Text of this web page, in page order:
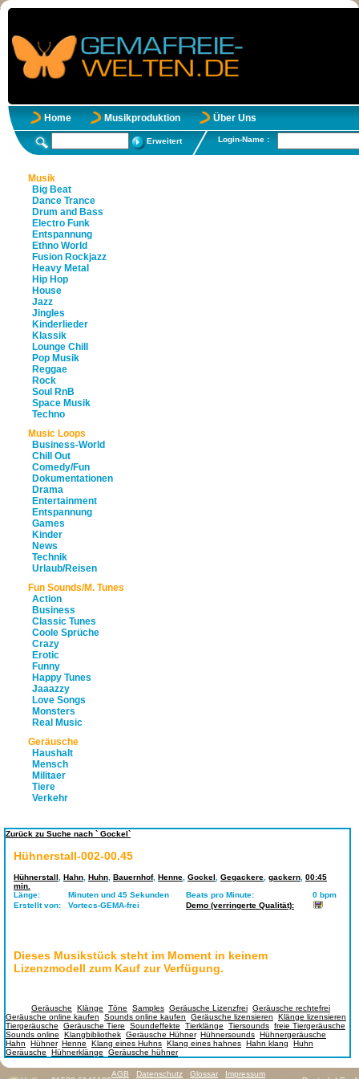
Home Musikproduktion Über Uns
Erweitert Login-Name :
Musik
Big Beat
Dance Trance
Drum and Bass
Electro Funk
Entspannung
Ethno World
Fusion Rockjazz
Heavy Metal
Hip Hop
House
Jazz
Jingles
Kinderlieder
Klassik
Lounge Chill
Pop Musik
Reggae
Rock
Soul RnB
Space Musik
Techno
Music Loops
Business-World
Chill Out
Comedy/Fun
Dokumentationen
Drama
Entertainment
Entspannung
Games
Kinder
News
Technik
Urlaub/Reisen
Fun Sounds/M. Tunes
Action
Business
Classic Tunes
Coole Sprüche
Crazy
Erotic
Funny
Happy Tunes
Jaaazzy
Love Songs
Monsters
Real Music
Geräusche
Haushalt
Mensch
Militaer
Tiere
Verkehr
Zurück zu Suche nach ` Gockel`
Hühnerstall-002-00.45
Hühnerstall Hahn Huhn Bauernhof, Henne Gockel Gegackere gackern 00:45
min.
Länge:
Minuten und 45 Sekunden Beats pro Minute:
0 bpm
Erstellt von:
Vortecs-GEMA-frei Demo (verringerte Qualität):
Dieses Musikstück steht im Moment in keinem
Lizenzmodell zum Kauf zur Verfügung.
Geräusche Klänge Töne Samples Geräusche Lizenzfrei Geräusche rechtefrei
Geräusche online kaufen
Sounds online kaufen Geräusche lizensieren Klänge lizensieren
Tiergeräusche
Geräusche Tiere Soundeffekte Tierklänge Tiersounds freie Tiergeräusche
Sounds online
Klangbibliothek Geräusche Hühner, Hühnersounds Hühnergeräusche
Hahn
Hühner, Henne Klang eines Huhns Klang eines hahnes Hahn klang
Huhn
Geräusche
Hühnerklänge Geräusche hühner
AGB Datenschutz Glossar Impressum